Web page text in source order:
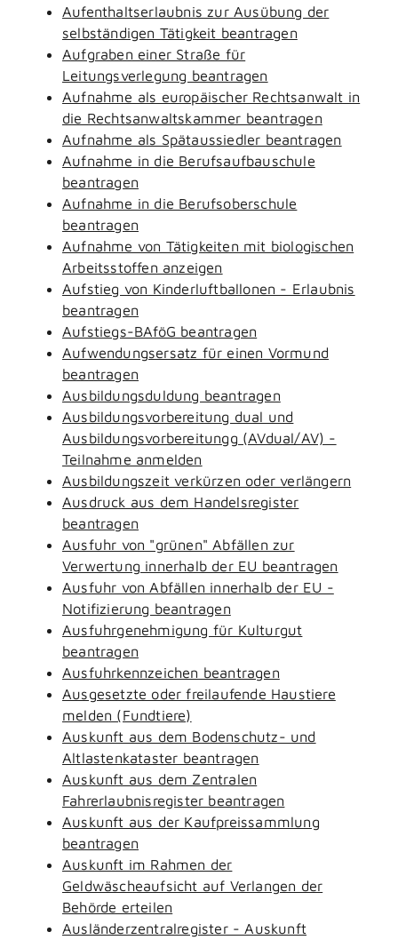
Aufenthaltserlaubnis zur Ausübung der
selbständigen Tätigkeit beantragen
Aufgraben einer Straße für
Leitungsverlegung beantragen
Aufnahme als europäischer Rechtsanwalt in
die Rechtsanwaltskammer beantragen
Aufnahme als Spätaussiedler beantragen
Aufnahme in die Berufsaufbauschule
beantragen
Aufnahme in die Berufsoberschule
beantragen
Aufnahme von Tätigkeiten mit biologischen
Arbeitsstoffen anzeigen
Aufstieg von Kinderluftballonen - Erlaubnis
beantragen
Aufstiegs-BAföG beantragen
Aufwendungsersatz für einen Vormund
beantragen
Ausbildungsduldung beantragen
Ausbildungsvorbereitung dual und
Ausbildungsvorbereitungg (AVdual/AV) -
Teilnahme anmelden
Ausbildungszeit verkürzen oder verlängern
Ausdruck aus dem Handelsregister
beantragen
Ausfuhr von "grünen" Abfällen zur
Verwertung innerhalb der EU beantragen
Ausfuhr von Abfällen innerhalb der EU -
Notifizierung beantragen
Ausfuhrgenehmigung für Kulturgut
beantragen
Ausfuhrkennzeichen beantragen
Ausgesetzte oder freilaufende Haustiere
melden (Fundtiere)
Auskunft aus dem Bodenschutz- und
Altlastenkataster beantragen
Auskunft aus dem Zentralen
Fahrerlaubnisregister beantragen
Auskunft aus der Kaufpreissammlung
beantragen
Auskunft im Rahmen der
Geldwäscheaufsicht auf Verlangen der
Behörde erteilen
Ausländerzentralregister - Auskunft